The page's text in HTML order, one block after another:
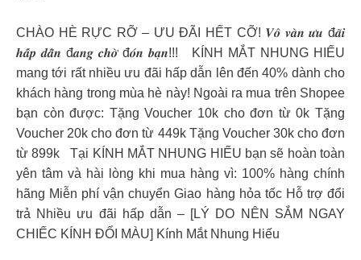
CHÀO HÈ RỰC RỠ – ƯU ĐÃI HẾT CỠ! 𝑽𝒐̂ 𝒗𝒂̀𝒏 𝒖̛𝒖 đ𝒂̃𝒊
𝒉𝒂̂́𝒑 𝒅𝒂̂̃𝒏 đ𝒂𝒏𝒈 𝒄𝒉𝒐̛̀ đ𝒐́𝒏 𝒃𝒂̣𝒏!!! KÍNH MẮT NHUNG HIẾU
mang tới rất nhiều ưu đãi hấp dẫn lên đến 40% dành cho
khách hàng trong mùa hè này! Ngoài ra mua trên Shopee
bạn còn được: Tặng Voucher 10k cho đơn từ 0k Tặng
Voucher 20k cho đơn từ 449k Tặng Voucher 30k cho đơn
từ 899k Tại KÍNH MẮT NHUNG HIẾU bạn sẽ hoàn toàn
yên tâm và hài lòng khi mua hàng vì: 100% hàng chính
hãng Miễn phí vận chuyển Giao hàng hỏa tốc Hỗ trợ đổi
trả Nhiều ưu đãi hấp dẫn – [LÝ DO NÊN SẮM NGAY
CHIẾC KÍNH ĐỔI MÀU] Kính Mắt Nhung Hiếu